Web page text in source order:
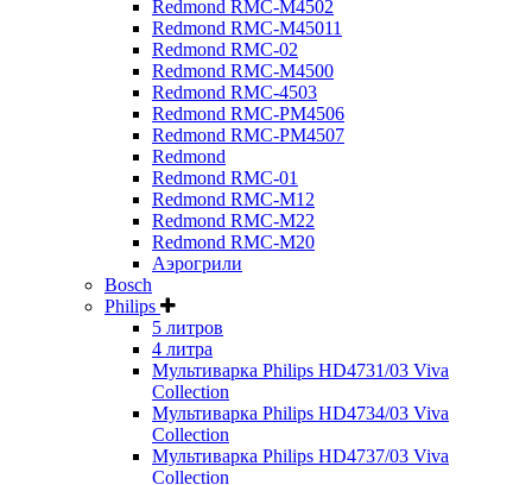
Redmond RMC-M4502
Redmond RMC-M45011
Redmond RMC-02
Redmond RMC-M4500
Redmond RMC-4503
Redmond RMC-PM4506
Redmond RMC-PM4507
Redmond
Redmond RMC-01
Redmond RMC-M12
Redmond RMC-M22
Redmond RMC-M20
Аэрогрили
Bosch
Philips
5 литров
4 литра
Мультиварка Philips HD4731/03 Viva
Collection
Мультиварка Philips HD4734/03 Viva
Collection
Мультиварка Philips HD4737/03 Viva
Collection